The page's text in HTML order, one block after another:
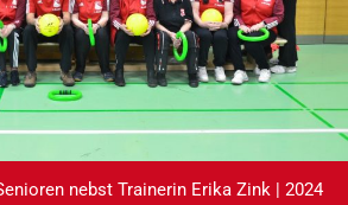
nebst Trainerin Erika Zink | 2024